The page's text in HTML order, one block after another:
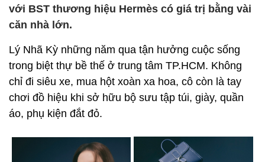
với BST thương hiệu Hermès có giá trị bằng vài
căn nhà lớn.
Lý Nhã Kỳ những năm qua tận hưởng cuộc sống
trong biệt thự bề thế ở trung tâm TP.HCM. Không
chỉ đi siêu xe, mua hột xoàn xa hoa, cô còn là tay
chơi đồ hiệu khi sở hữu bộ sưu tập túi, giày, quần
áo, phụ kiện đắt đỏ.